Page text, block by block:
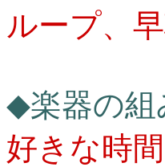
ループ、
◆楽器の組
好きな時間